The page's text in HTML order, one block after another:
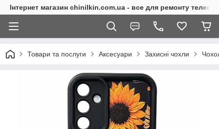
Інтернет магазин chinilkin.com.ua - все для ремонту
Товари та послуги Аксесуари Захисні чохли